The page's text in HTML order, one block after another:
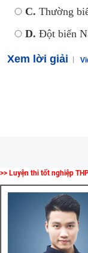
C. Thường
D. Đột biến
Xem lời giải
>> Luyện thi tốt nghiệp